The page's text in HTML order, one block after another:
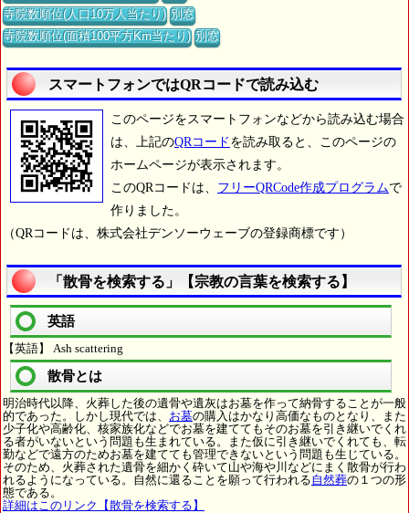
寺院数順位(人口10万人当たり) 別窓
寺院数順位(面積100平方Km当たり) 別窓
スマートフォンではQRコードで読み込む
このページをスマートフォンなどから読み込む場合
は、上記のQRコード を読み取ると、このページの
ホームページが表示されます。
このQRコードは、 フリーQRCode作成プログラムで
作りました。
（QRコードは、株式会社デンソーウェーブの登録商標です）
「散骨を検索する」【宗教の言葉を検索する】
英語
【英語】 Ash scattering
散骨とは
明治時代以降、火葬した後の遺骨や遺灰はお墓を作って納骨することが一般
的であった。しかし現代では、 お墓の購入はかなり高価なものとなり、また
少子化や高齢化、核家族化などでお墓を建ててもそのお墓を引き継いでくれ
る者がいないという問題も生まれている。また仮に引き継いでくれても、転
勤などで遠方のためお墓を建てても管理できないという問題も生じている。
そのため、火葬された遺骨を細かく砕いて山や海や川などにまく散骨が行わ
れるようになっている。自然に還ることを願って行われる自然葬の１つの形
態である。
詳細はこのリンク【散骨を検索する】